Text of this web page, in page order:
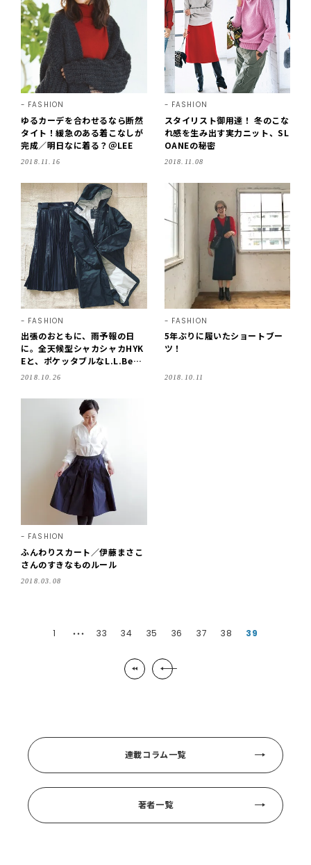
FASHION
ゆるカーデを合わせるなら断然
タイト！緩急のある着こなしが
完成／明日なに着る？＠LEE
2018.11.16
FASHION
スタイリスト御用達！ 冬のこな
れ感を生み出す実力ニット、SL
OANEの秘密
2018.11.08
FASHION
出張のおともに、雨予報の日
に。全天候型シャカシャカHYK
Eと、ポケッタブルなL.L.Bea
n！
2018.10.26
FASHION
5年ぶりに履いたショートブー
ツ！
2018.10.11
FASHION
ふんわりスカート／伊藤まさこ
さんのすきなものルール
2018.03.08
1 ・・・ 33 34 35 36 37 38 39
連載コラム一覧
著者一覧